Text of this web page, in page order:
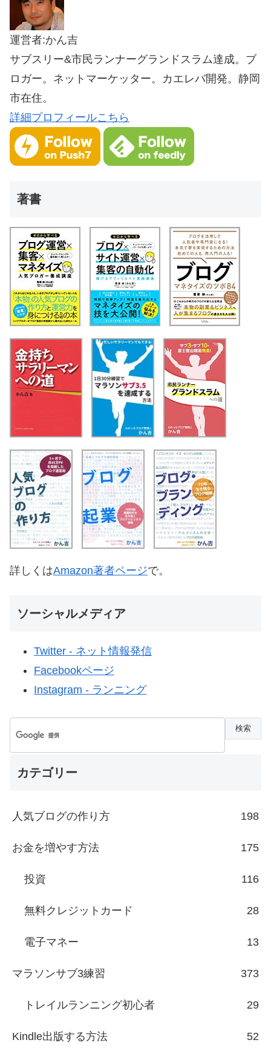
運営者:かん吉
サブスリー&市民ランナーグランドスラム達成。ブ
ロガー。ネットマーケッター。カエレバ開発。静岡
市在住。
詳細プロフィールこちら
著書
詳しくはAmazon著者ページで。
ソーシャルメディア
Twitter - ネット情報発信
Facebookページ
Instagram - ランニング
カテゴリー
人気ブログの作り方 198
お金を増やす方法 175
投資 116
無料クレジットカード 28
電子マネー 13
マラソンサブ3練習 373
トレイルランニング初心者 29
Kindle出版する方法 52